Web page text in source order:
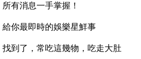
有消息一手掌握！
你最即時的娛樂星鮮事
到了，常吃這幾物，吃走大肚